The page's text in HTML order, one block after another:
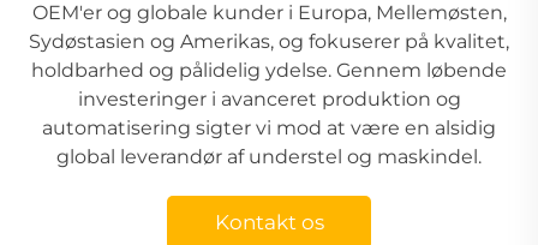
OEM'er og globale kunder i Europa, Mellemøsten,
Sydøstasien og Amerikas, og fokuserer på kvalitet,
holdbarhed og pålidelig ydelse. Gennem løbende
investeringer i avanceret produktion og
automatisering sigter vi mod at være en alsidig
global leverandør af understel og maskindel.
Kontakt os